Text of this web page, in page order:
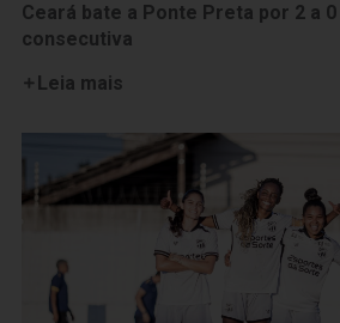
Ceará bate a Ponte Preta por 2 a 0
consecutiva
Leia mais